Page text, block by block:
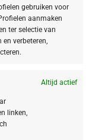
gebruiken voor
aanmaken
ter selectie van
verbeteren,
Altijd actief
linken,
namelijk de drogere
verzorgde,
de Collagen Booster-
en de eerste rimpels
vanuit het midden
de buitenste randen